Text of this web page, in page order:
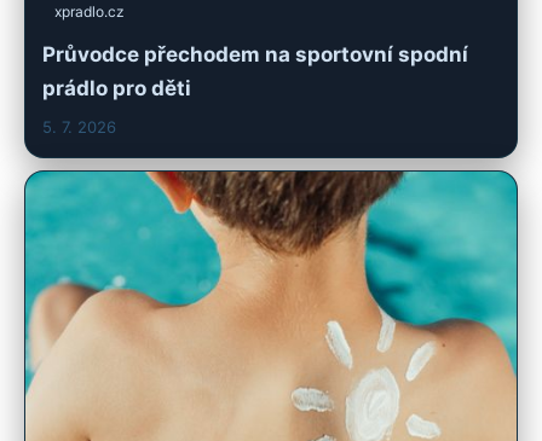
xpradlo.cz
Průvodce přechodem na sportovní spodní
prádlo pro děti
5. 7. 2026